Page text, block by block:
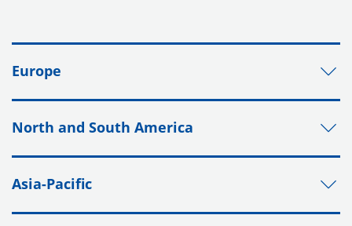
Europe
North and South America
Asia-Pacific